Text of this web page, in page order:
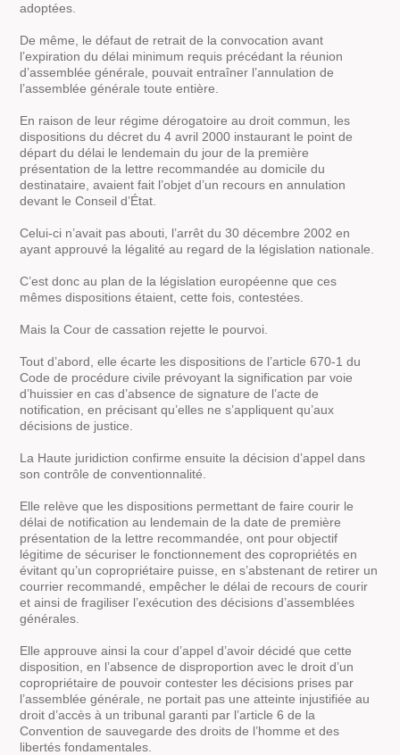
adoptées.
De même, le défaut de retrait de la convocation avant
l’expiration du délai minimum requis précédant la réunion
d’assemblée générale, pouvait entraîner l’annulation de
l’assemblée générale toute entière.
En raison de leur régime dérogatoire au droit commun, les
dispositions du décret du 4 avril 2000 instaurant le point de
départ du délai le lendemain du jour de la première
présentation de la lettre recommandée au domicile du
destinataire, avaient fait l’objet d’un recours en annulation
devant le Conseil d’État.
Celui-ci n’avait pas abouti, l’arrêt du 30 décembre 2002 en
ayant approuvé la légalité au regard de la législation nationale.
C’est donc au plan de la législation européenne que ces
mêmes dispositions étaient, cette fois, contestées.
Mais la Cour de cassation rejette le pourvoi.
Tout d’abord, elle écarte les dispositions de l’article 670-1 du
Code de procédure civile prévoyant la signification par voie
d’huissier en cas d’absence de signature de l’acte de
notification, en précisant qu’elles ne s’appliquent qu’aux
décisions de justice.
La Haute juridiction confirme ensuite la décision d’appel dans
son contrôle de conventionnalité.
Elle relève que les dispositions permettant de faire courir le
délai de notification au lendemain de la date de première
présentation de la lettre recommandée, ont pour objectif
légitime de sécuriser le fonctionnement des copropriétés en
évitant qu’un copropriétaire puisse, en s’abstenant de retirer un
courrier recommandé, empêcher le délai de recours de courir
et ainsi de fragiliser l’exécution des décisions d’assemblées
générales.
Elle approuve ainsi la cour d’appel d’avoir décidé que cette
disposition, en l’absence de disproportion avec le droit d’un
copropriétaire de pouvoir contester les décisions prises par
l’assemblée générale, ne portait pas une atteinte injustifiée au
droit d’accès à un tribunal garanti par l’article 6 de la
Convention de sauvegarde des droits de l’homme et des
libertés fondamentales.